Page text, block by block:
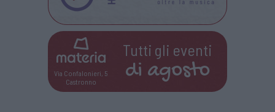
Via Confalonieri, 5
Castronno
Tutti gli eventi
di agosto